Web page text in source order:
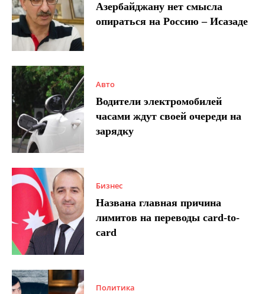
Азербайджану нет смысла
опираться на Россию – Исазаде
Авто
Водители электромобилей
часами ждут своей очереди на
зарядку
Бизнес
Названа главная причина
лимитов на переводы card-to-
card
Политика